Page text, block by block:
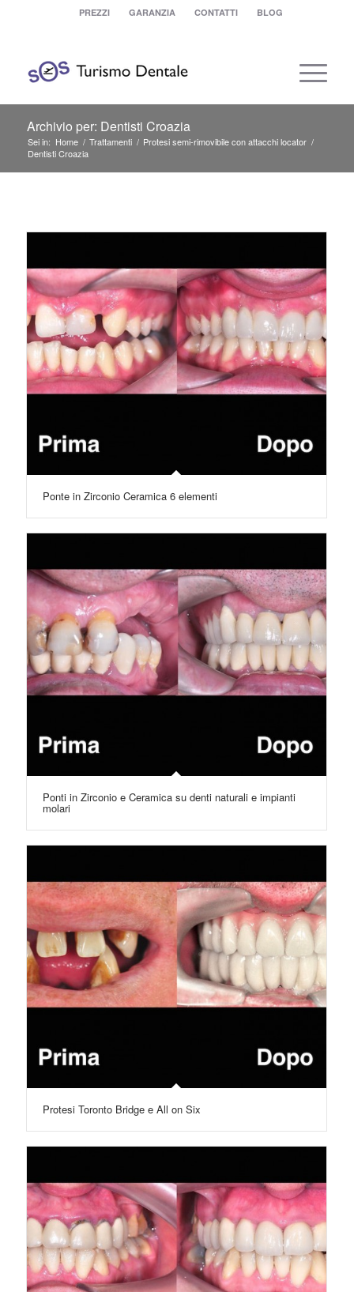
PREZZI GARANZIA CONTATTI BLOG
Archivio per: Dentisti Croazia
Sei in: Home / Trattamenti / Protesi semi-rimovibile con attacchi locator /
Dentisti Croazia
Ponte in Zirconio Ceramica 6 elementi
Ponti in Zirconio e Ceramica su denti naturali e impianti
molari
Protesi Toronto Bridge e All on Six